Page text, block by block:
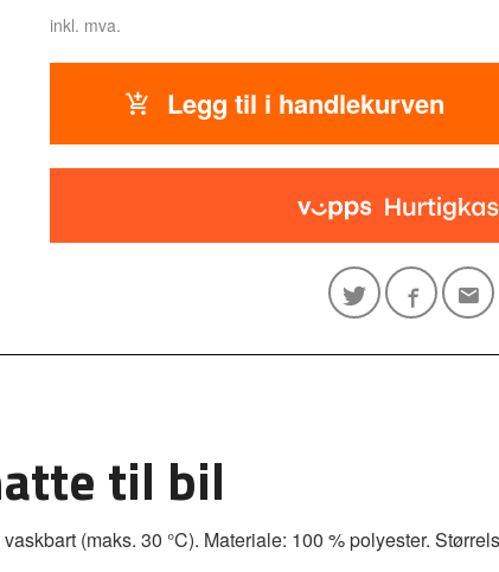
inkl. mva.
Legg til i handlekurven
til bil
(maks. 30 °C). Materiale: 100 % polyester.